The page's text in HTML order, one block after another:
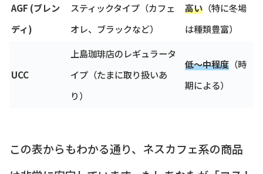
AGF (ブレン
ディ)
スティックタイプ（カフェ
オレ、ブラックなど）
高い （特に冬場
は種類豊富）
UCC
上島珈琲店のレギュラータ
イプ（たまに取り扱いあ
り）
低～中程度 （時
期による）
この表からもわかる通り、ネスカフェ系の商品